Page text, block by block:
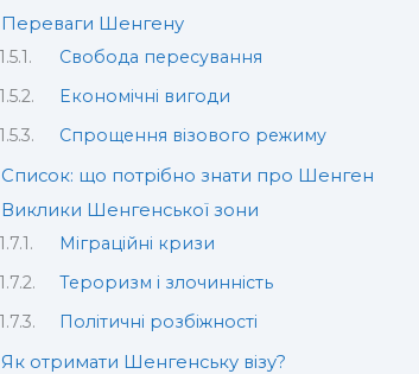
Переваги Шенгену
Свобода пересування
Економічні вигоди
Спрощення візового режиму
Список: що потрібно знати про Шенген
Виклики Шенгенської зони
Міграційні кризи
Тероризм і злочинність
Політичні розбіжності
Як отримати Шенгенську візу?